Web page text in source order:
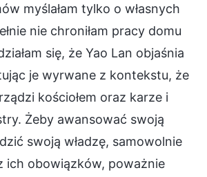
myślałam tylko o własnych
nie chroniłam pracy domu
się, że Yao Lan objaśnia
je wyrwane z kontekstu, że
kościołem oraz karze i
Żeby awansować swoją
swoją władzę, samowolnie
ich obowiązków, poważnie